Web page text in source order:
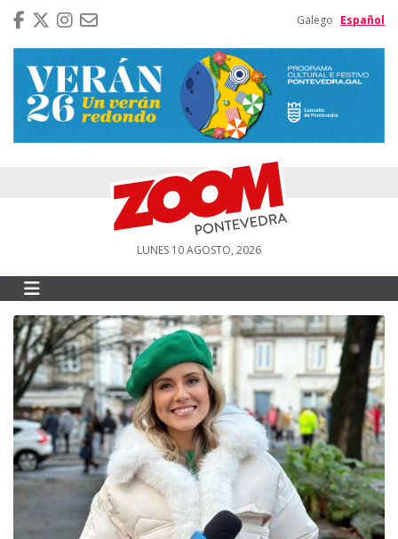
Galego Español
LUNES 10 AGOSTO, 2026